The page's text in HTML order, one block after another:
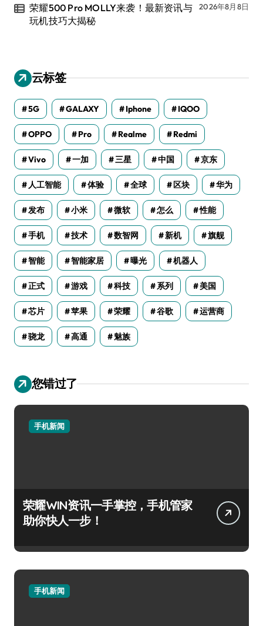
荣耀500 Pro MOLLY来袭！最新资讯与
玩机技巧大揭秘
2026年8月8日
云标签
5G GALAXY Iphone IQOO
OPPO Pro Realme Redmi
Vivo 一加 三星 中国 京东
人工智能 体验 全球 区块 华为
发布 小米 微软 怎么 性能
手机 技术 数智网 新机 旗舰
智能 智能家居 曝光 机器人
正式 游戏 科技 系列 美国
芯片 苹果 荣耀 谷歌 运营商
骁龙 高通 魅族
您错过了
手机新闻
荣耀WIN资讯一手掌控，手机管家
助你快人一步！
手机新闻